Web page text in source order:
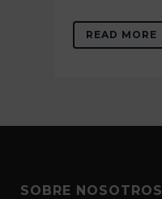
READ MORE
SOBRE NOSOTROS